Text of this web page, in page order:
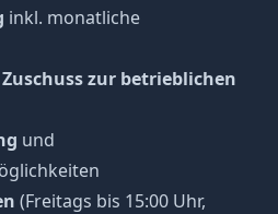
inkl. monatliche
Zuschuss zur betrieblichen
und
(Freitags bis 15:00 Uhr,